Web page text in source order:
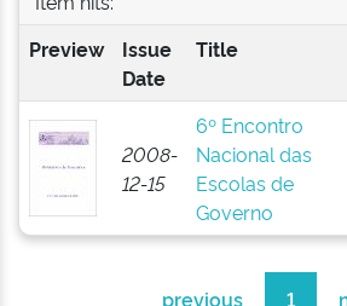
Preview
Issue
Date
Title
2008-
12-15
6º Encontro
Nacional das
Escolas de
Governo
previous 1